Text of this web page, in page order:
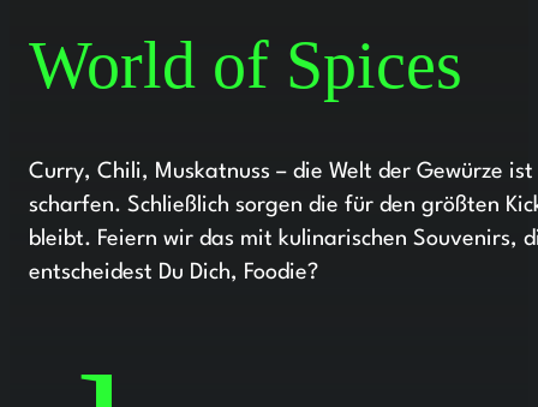
World of Spices
Curry, Chili, Muskatnuss – die Welt der Gewürze
scharfen. Schließlich sorgen die für den größten
bleibt. Feiern wir das mit kulinarischen Souvenirs,
entscheidest Du Dich, Foodie?